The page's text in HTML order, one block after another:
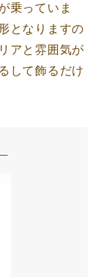
乗っていま
となりますの
アと雰囲気が
して飾るだけ